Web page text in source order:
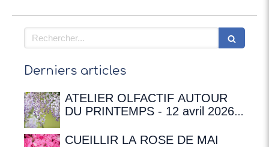
Rechercher
Derniers articles
ATELIER OLFACTIF AUTOUR
DU PRINTEMPS - 12 avril 2026 à
Chateaubriand
CUEILLIR LA ROSE DE MAI